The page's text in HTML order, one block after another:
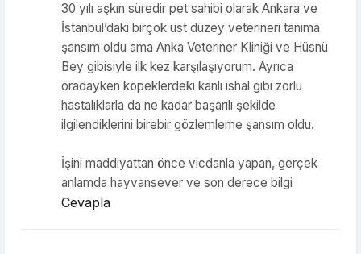
30 yılı aşkın süredir pet sahibi olarak Ankara ve
İstanbul’daki birçok üst düzey veterineri tanıma
şansım oldu ama Anka Veteriner Kliniği ve Hüsnü
Bey gibisiyle ilk kez karşılaşıyorum. Ayrıca
oradayken köpeklerdeki kanlı ishal gibi zorlu
hastalıklarla da ne kadar başarılı şekilde
ilgilendiklerini birebir gözlemleme şansım oldu.
İşini maddiyattan önce vicdanla yapan, gerçek
anlamda hayvansever ve son derece bilgi
Cevapla